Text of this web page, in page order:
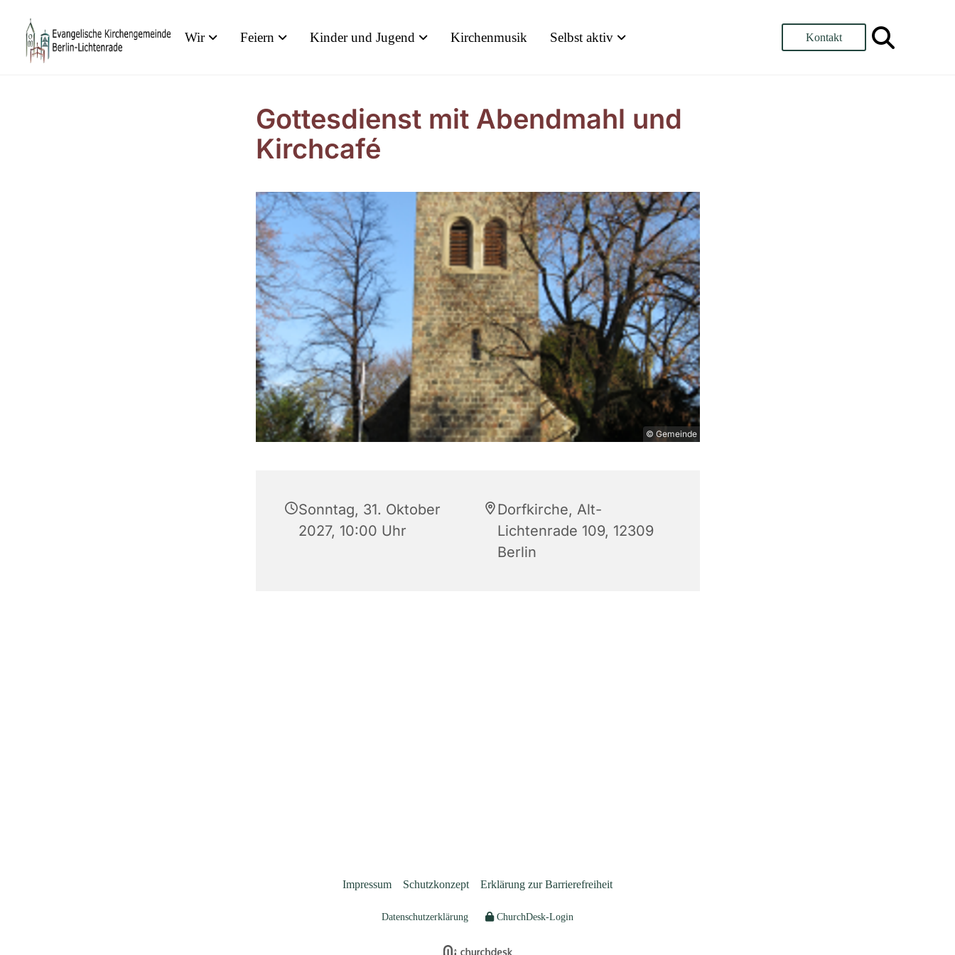
Wir Feiern Kinder und Jugend Kirchenmusik Selbst aktiv Kontakt
Gottesdienst mit Abendmahl und
Kirchcafé
© Gemeinde
Sonntag, 31. Oktober
2027, 10:00 Uhr
Dorfkirche, Alt-
Lichtenrade 109, 12309
Berlin
Impressum Schutzkonzept Erklärung zur Barrierefreiheit
Datenschutzerklärung ChurchDesk-Login